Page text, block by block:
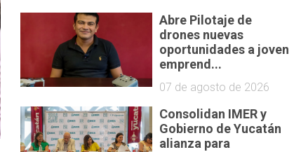
Abre Pilotaje de
drones nuevas
oportunidades a joven
emprend...
07 de agosto de 2026
Consolidan IMER y
Gobierno de Yucatán
alianza para